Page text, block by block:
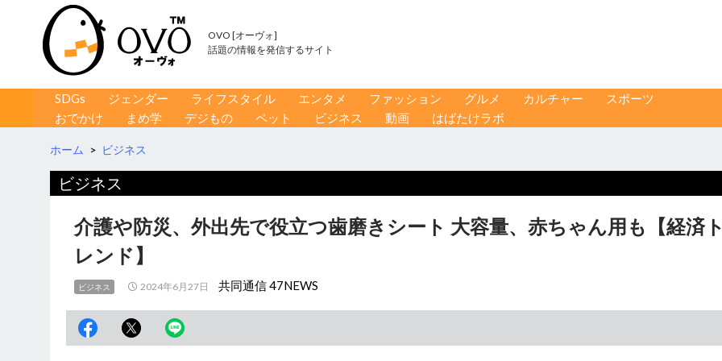
OVO [オーヴォ]
話題の情報を発信するサイト
コンテンツへ移動
SDGs ジェンダー ライフスタイル エンタメ ファッション グルメ カルチャー
スポーツ
おでかけ
まめ学 デジもの ペット ビジネス 動画 はばたけラボ
ホーム > ビジネス
ビジネス
介護や防災、外出先で役立つ歯磨きシート 大容量、赤ちゃん用も【経済
レンド】
ビジネス 2024年6月27日 共同通信 47NEWS